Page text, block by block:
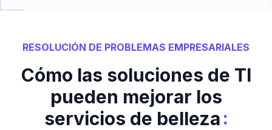
RESOLUCIÓN DE PROBLEMAS EMPRESARIALES
Cómo las soluciones de TI
pueden mejorar los
servicios de belleza: